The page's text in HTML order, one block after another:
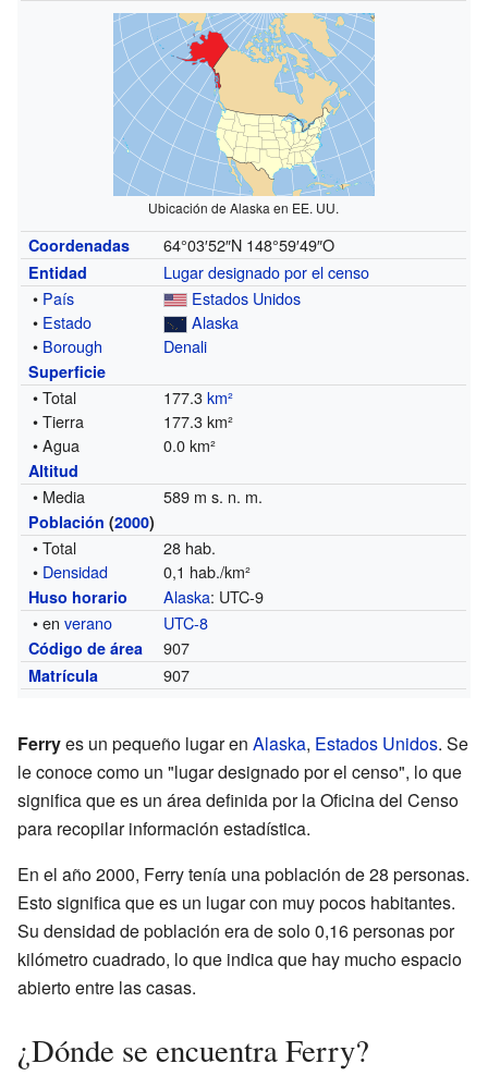
Ubicación de Alaska en EE. UU.
Coordenadas 64°03′52″N 148°59′49″O
Entidad
Lugar designado por el censo
• País
Estados Unidos
• Estado
Alaska
• Borough Denali
Superficie
• Total 177.3km²
• Tierra
177.3 km²
• Agua
0.0 km²
Altitud
• Media 589 m s. n. m.
Población (2000)
• Total
28 hab.
• Densidad 0,1 hab./km²
Huso horario Alaska: UTC-9
• enverano UTC-8
Código de área 907
Matrícula 907
Ferryes un pequeño lugar en Alaska, Estados Unidos. Se
le conoce como un "lugar designado por el censo", lo que
significa que es un área definida por la Oficina del Censo
para recopilar información estadística.
En el año 2000, Ferry tenía una población de 28 personas.
Esto significa que es un lugar con muy pocos habitantes.
Su densidad de población era de solo 0,16 personas por
kilómetro cuadrado, lo que indica que hay mucho espacio
abierto entre las casas.
¿Dónde se encuentra Ferry?